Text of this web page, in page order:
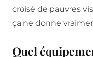
croisé de pauvres
ça ne donne
Quel